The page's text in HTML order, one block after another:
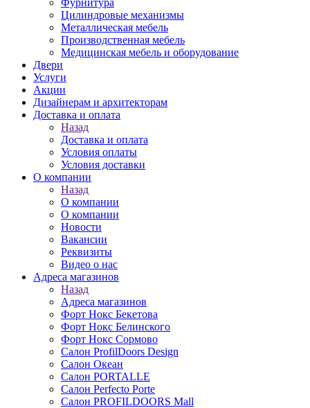
Фурнитура
Цилиндровые механизмы
Металлическая мебель
Производственная мебель
Медицинская мебель и оборудование
Двери
Услуги
Акции
Дизайнерам и архитекторам
Доставка и оплата
Назад
Доставка и оплата
Условия оплаты
Условия доставки
О компании
Назад
О компании
О компании
Новости
Вакансии
Реквизиты
Видео о нас
Адреса магазинов
Назад
Адреса магазинов
Форт Нокс Бекетова
Форт Нокс Белинского
Форт Нокс Сормово
Салон ProfilDoors Design
Салон Океан
Салон PORTALLE
Салон Perfecto Portе
Салон PROFILDOORS Mall